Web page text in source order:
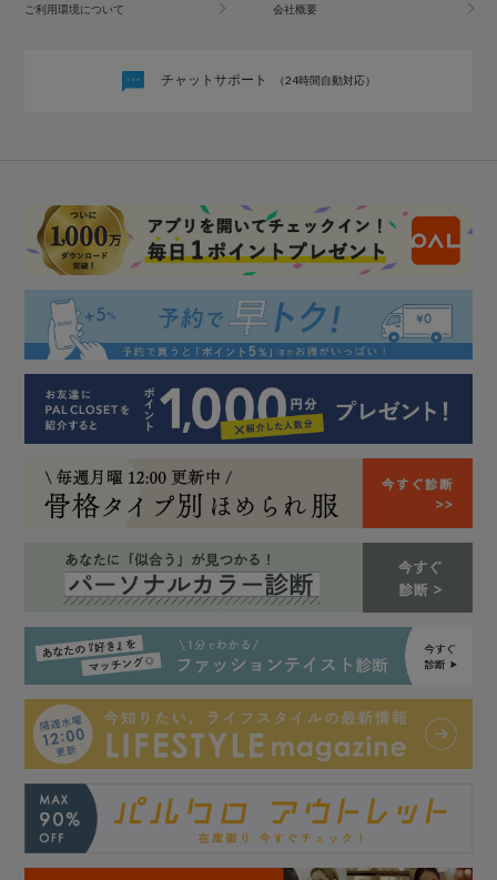
ご利用環境について 会社概要
チャットサポート （24時間自動対応）